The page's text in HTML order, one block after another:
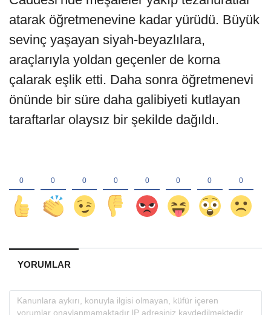
atarak öğretmenevine kadar yürüdü. Büyük
sevinç yaşayan siyah-beyazlılara,
araçlarıyla yoldan geçenler de korna
çalarak eşlik etti. Daha sonra öğretmenevi
önünde bir süre daha galibiyeti kutlayan
taraftarlar olaysız bir şekilde dağıldı.
YORUMLAR